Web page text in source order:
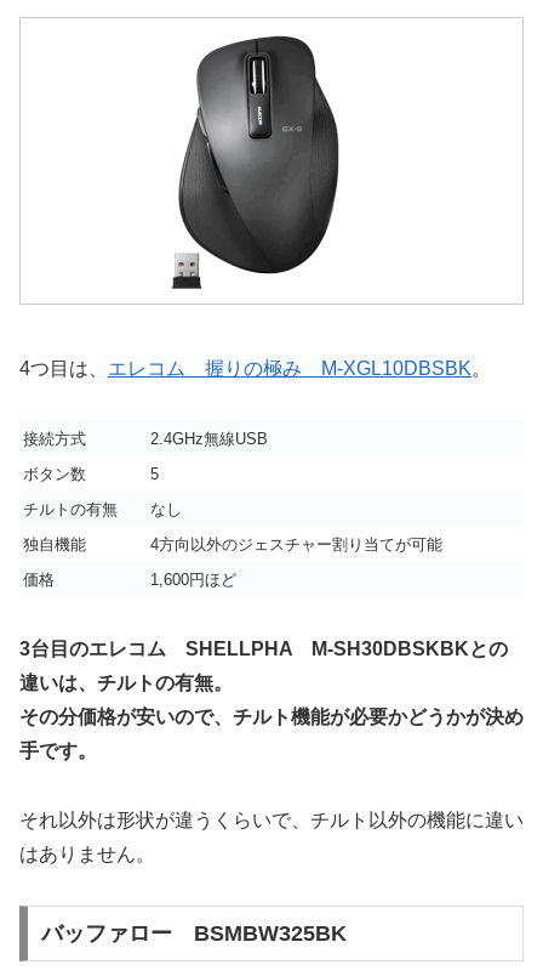
4つ目は、 エレコム 握りの極み M-XGL10DBSBK。
接続方式
2.4GHz無線USB
ボタン数
5
チルトの有無
なし
独自機能
4方向以外のジェスチャー割り当てが可能
価格
1,600円ほど
3台目のエレコム SHELLPHA M-SH30DBSKBKとの
違いは、チルトの有無。
その分価格が安いので、チルト機能が必要かどうかが決め
手です。
それ以外は形状が違うくらいで、チルト以外の機能に違い
はありません。
バッファロー BSMBW325BK